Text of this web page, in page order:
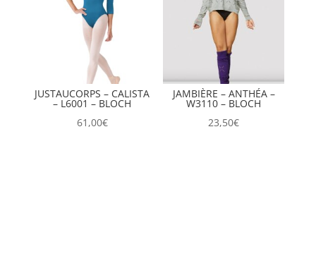
JUSTAUCORPS – CALISTA
– L6001 – BLOCH
61,00€
JAMBIÈRE – ANTHÉA –
W3110 – BLOCH
23,50€